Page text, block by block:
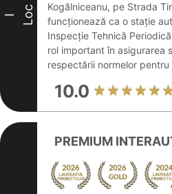
I Loc
Kogălniceanu, pe Strada
funcționează ca o stație
Inspecție Tehnică
rol important în asigurarea
respectării normelor pentru
10.0
PREMIUM